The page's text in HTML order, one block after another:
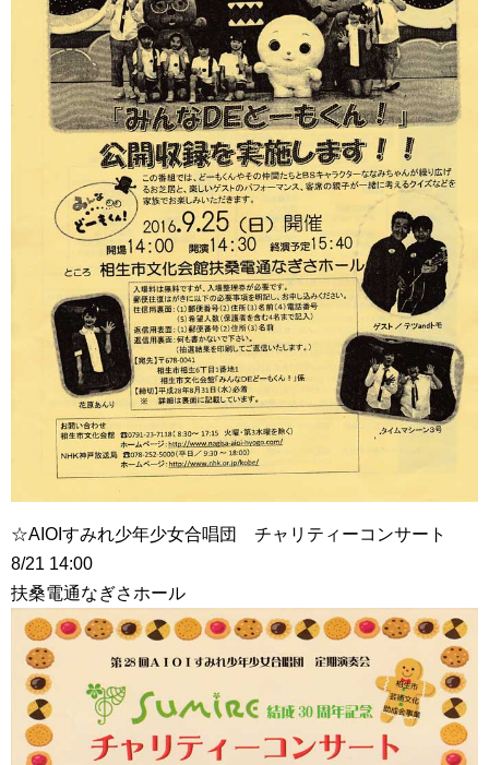
☆AIOIすみれ少年少女合唱団 チャリティーコンサート
8/21 14:00
扶桑電通なぎさホール